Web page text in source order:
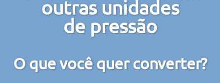
outras unidades
de pressão
O que você quer converter?